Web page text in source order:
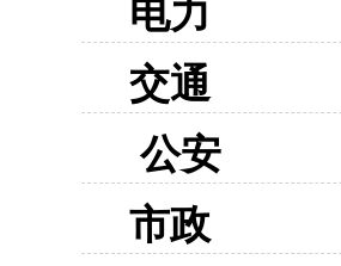
电力
交通
公安
市政